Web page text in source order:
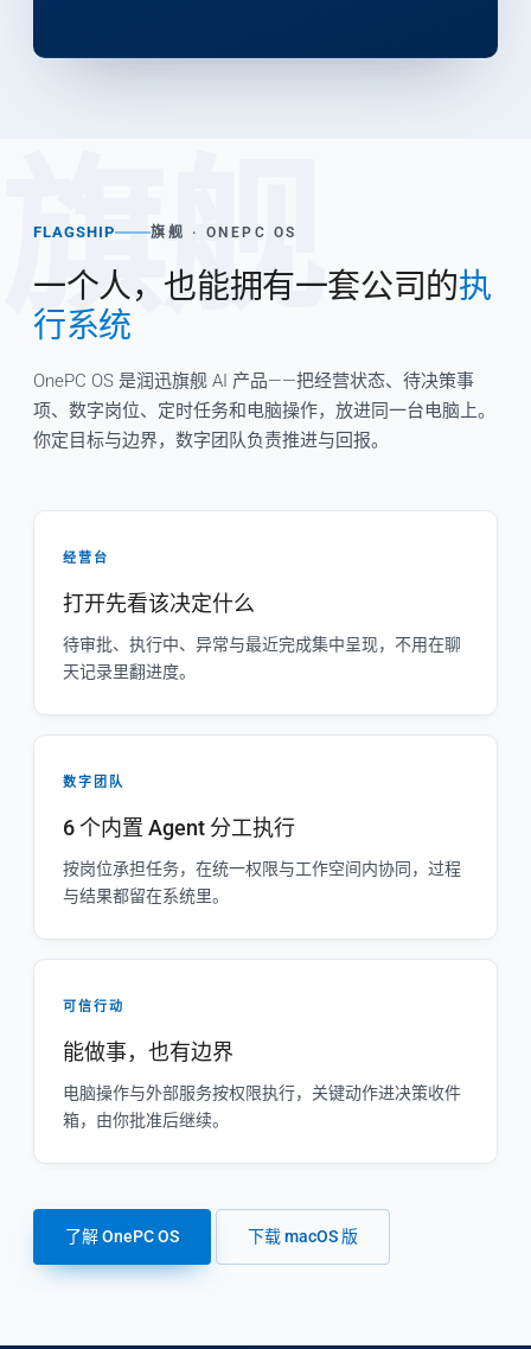
旗舰
FLAGSHIP 旗舰 · ONEPC OS
一个人，也能拥有一套公司的执
行系统
OnePC OS 是润迅旗舰 AI 产品——把经营状态、待决策事
项、数字岗位、定时任务和电脑操作，放进同一台电脑上。
你定目标与边界，数字团队负责推进与回报。
经营台
打开先看该决定什么
待审批、执行中、异常与最近完成集中呈现，不用在聊
天记录里翻进度。
数字团队
6 个内置 Agent 分工执行
按岗位承担任务，在统一权限与工作空间内协同，过程
与结果都留在系统里。
可信行动
能做事，也有边界
电脑操作与外部服务按权限执行，关键动作进决策收件
箱，由你批准后继续。
了解 OnePC OS 下载 macOS 版